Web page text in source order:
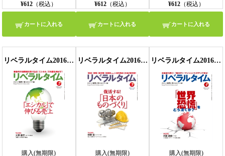
¥612 （税込）
カートに入れる
¥612（税込）
カートに入れる
¥612（税込）
カートに入れる
リベラルタイム2016年2月号
購入(無期限)
リベラルタイム2016年3月号
購入(無期限)
リベラルタイム2016年4月号
購入(無期限)